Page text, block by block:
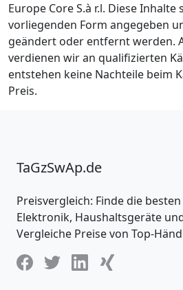
Europe Core S.à r.l. Diese Inhalte
vorliegenden Form angegeben
geändert oder entfernt werden.
verdienen wir an qualifizierten
entstehen keine Nachteile beim
Preis.
TaGzSwAp.de
Preisvergleich: Finde die
Elektronik, Haushaltsgeräte
Vergleiche Preise von Top-